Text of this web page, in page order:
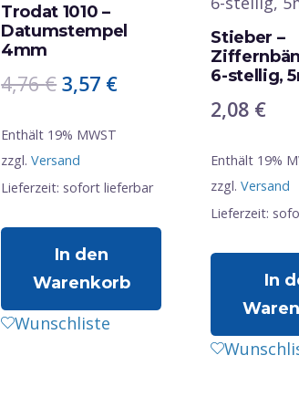
Trodat 1010 –
Datumstempel
4mm
4,76€ Ursprünglicher
war:
4,76 €
3,57 €Aktueller
Enthält 19% MWST
zzgl.Versand
Lieferzeit: sofort lieferbar
In den
Warenkorb
Wunschliste
Stieber –
6-stellig,
2,08 €
Enthält 19%
zzgl.Versand
Lieferzeit:
In